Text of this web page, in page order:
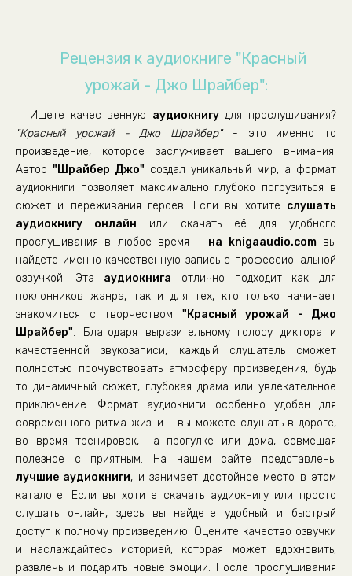
Рецензия к аудиокниге "Красный
урожай - Джо Шрайбер":
Ищете качественную аудиокнигудля прослушивания?
"Красный урожай - Джо Шрайбер"- это именно то
произведение, которое заслуживает вашего внимания.
Автор "Шрайбер Джо" создал уникальный мир, а формат
аудиокниги позволяет максимально глубоко погрузиться в
сюжет и переживания героев. Если вы хотите слушать
аудиокнигу онлайн или скачать её для удобного
прослушивания в любое время - на knigaaudio.comвы
найдете именно качественную запись с профессиональной
озвучкой. Эта аудиокнига отлично подходит как для
поклонников жанра, так и для тех, кто только начинает
знакомиться с творчеством "Красный урожай - Джо
Шрайбер". Благодаря выразительному голосу диктора и
качественной звукозаписи, каждый слушатель сможет
полностью прочувствовать атмосферу произведения, будь
то динамичный сюжет, глубокая драма или увлекательное
приключение. Формат аудиокниги особенно удобен для
современного ритма жизни - вы можете слушать в дороге,
во время тренировок, на прогулке или дома, совмещая
полезное с приятным. На нашем сайте представлены
лучшие аудиокниги, и занимает достойное место в этом
каталоге. Если вы хотите скачать аудиокнигу или просто
слушать онлайн, здесь вы найдете удобный и быстрый
доступ к полному произведению. Оцените качество озвучки
и наслаждайтесь историей, которая может вдохновить,
развлечь и подарить новые эмоции. После прослушивания